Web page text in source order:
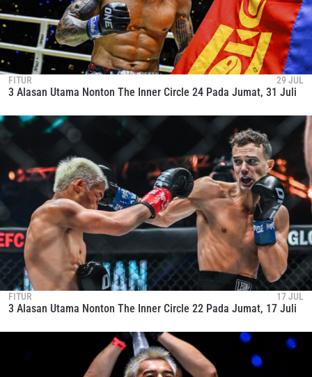
FITUR 29 JUL
3 Alasan Utama Nonton The Inner Circle 24 Pada Jumat, 31 Juli
FITUR 17 JUL
3 Alasan Utama Nonton The Inner Circle 22 Pada Jumat, 17 Juli